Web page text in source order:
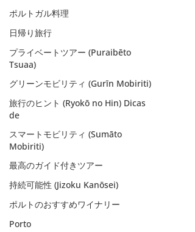
ポルトガル料理
日帰り旅行
プライベートツアー (Puraibēto
Tsuaa)
グリーンモビリティ (Gurīn Mobiriti)
旅行のヒント (Ryokō no Hin) Dicas
de
スマートモビリティ (Sumāto
Mobiriti)
最高のガイド付きツアー
持続可能性 (Jizoku Kanōsei)
ポルトのおすすめワイナリー
Porto
ツアーの企画
(Tour
Organization)